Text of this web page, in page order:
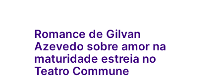
Romance de Gilvan
Azevedo sobre amor na
maturidade estreia no
Teatro Commune